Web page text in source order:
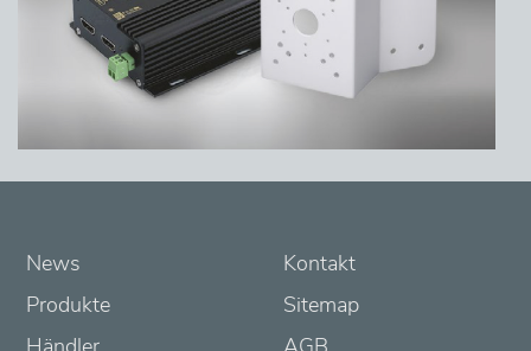
News
Produkte
Kontakt
Sitemap